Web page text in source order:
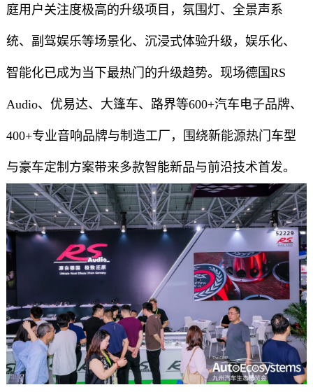
庭用户关注度极高的升级项目，氛围灯、全景声系
统、副驾娱乐等场景化、沉浸式体验升级，娱乐化、
智能化已成为当下最热门的升级趋势。现场德国RS
Audio、优易达、大篷车、路界等600+汽车电子品牌、
400+专业音响品牌与制造工厂，围绕新能源热门车型
与豪车定制方案带来多款智能新品与前沿技术首发。